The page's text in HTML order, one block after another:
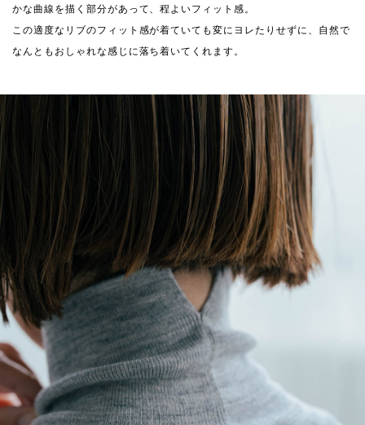
かな曲線を描く部分があって、程よいフィット感。
この適度なリブのフィット感が着ていても変にヨレたりせずに、自然で
なんともおしゃれな感じに落ち着いてくれます。